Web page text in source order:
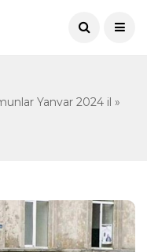
Yanvar 2024 il »